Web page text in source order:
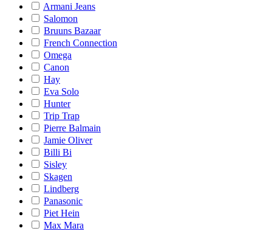
Armani Jeans
Salomon
Bruuns Bazaar
French Connection
Omega
Canon
Hay
Eva Solo
Hunter
Trip Trap
Pierre Balmain
Jamie Oliver
Billi Bi
Sisley
Skagen
Lindberg
Panasonic
Piet Hein
Max Mara